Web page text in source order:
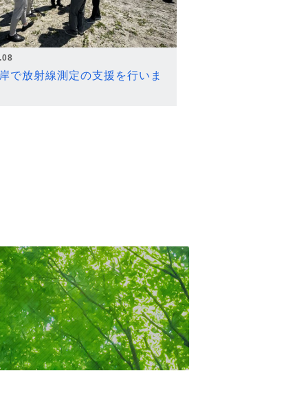
で放射線測定の支援を行いま